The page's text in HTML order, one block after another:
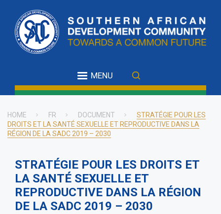
main
content
MENU
Breadcrumb
HOME FR DOCUMENT
STRATÉGIE POUR LES
DROITS ET LA SANTÉ SEXUELLE ET REPRODUCTIVE DANS LA
RÉGION DE LA SADC 2019 – 2030
STRATÉGIE POUR LES DROITS ET
LA SANTÉ SEXUELLE ET
REPRODUCTIVE DANS LA RÉGION
DE LA SADC 2019 – 2030